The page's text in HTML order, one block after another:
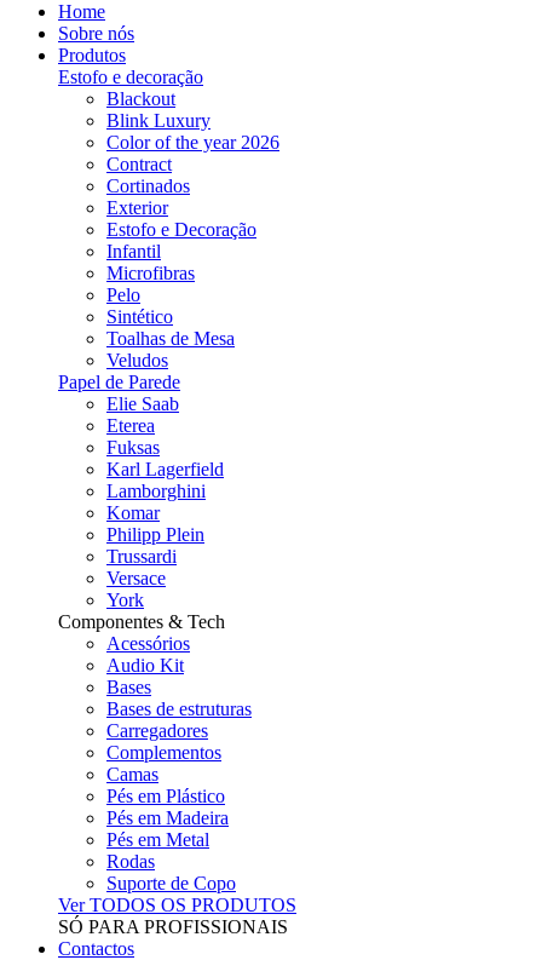
Home
Sobre nós
Produtos
Estofo e decoração
Blackout
Blink Luxury
Color of the year 2026
Contract
Cortinados
Exterior
Estofo e Decoração
Infantil
Microfibras
Pelo
Sintético
Toalhas de Mesa
Veludos
Papel de Parede
Elie Saab
Eterea
Fuksas
Karl Lagerfield
Lamborghini
Komar
Philipp Plein
Trussardi
Versace
York
Componentes & Tech
Acessórios
Audio Kit
Bases
Bases de estruturas
Carregadores
Complementos
Camas
Pés em Plástico
Pés em Madeira
Pés em Metal
Rodas
Suporte de Copo
Ver TODOS OS PRODUTOS
SÓ PARA PROFISSIONAIS
Contactos